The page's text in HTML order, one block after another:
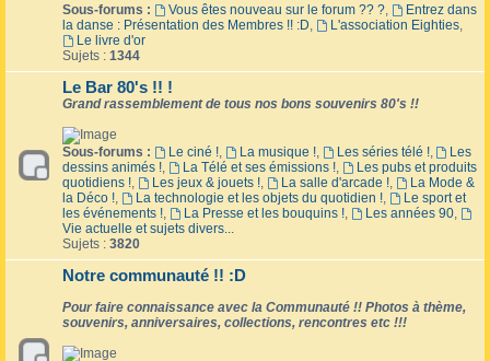
Sous-forums : Vous êtes nouveau sur le forum ?? ?,
Entrez dans
la danse : Présentation des Membres !! :D, L'association Eighties,
Le livre d'or
Sujets : 1344
Le Bar 80's !! !
Grand rassemblement de tous nos bons souvenirs 80's !!
Sous-forums : Le ciné !, La musique !, Les séries télé !,
Les
dessins animés !, La Télé et ses émissions !,
Les pubs et produits
quotidiens !, Les jeux & jouets !, La salle d'arcade !,
La Mode &
la Déco !, La technologie et les objets du quotidien !,
Le sport et
les événements !, La Presse et les bouquins !, Les années 90,
Vie actuelle et sujets divers...
Sujets : 3820
Notre communauté !! :D
Pour faire connaissance avec la Communauté !! Photos à thème,
souvenirs, anniversaires, collections, rencontres etc !!!